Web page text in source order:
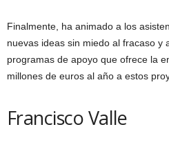
Finalmente, ha animado a los
nuevas ideas sin miedo al fracaso y
programas de apoyo que ofrece la
millones de euros al año a estos
Francisco Valle